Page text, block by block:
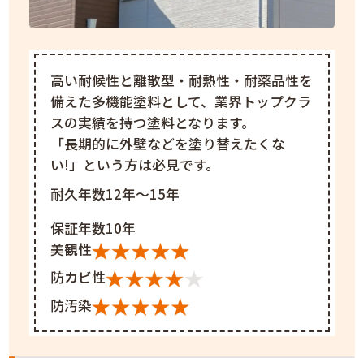
高い耐候性と離散型・耐熱性・耐薬品性を
備えた多機能塗料として、業界トップクラ
スの実績を持つ塗料となります。
「長期的に外壁などを塗り替えたくな
い!」という方は必見です。
耐久年数12年～15年
保証年数10年
美観性
防カビ性
防汚染